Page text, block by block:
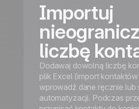
Importuj
liczbę
Dodawaj dowolną liczbę
plik Excel (import
wprowadź dane ręcznie lub
automatyzacji. Podczas